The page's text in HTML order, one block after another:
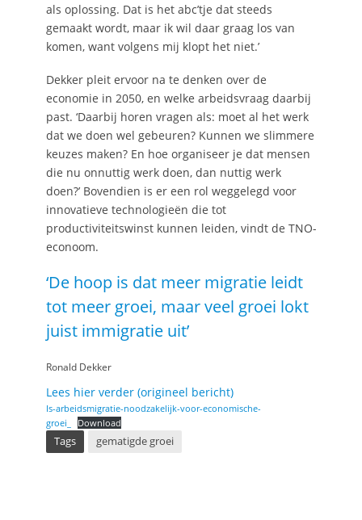
als oplossing. Dat is het abc’tje dat steeds
gemaakt wordt, maar ik wil daar graag los van
komen, want volgens mij klopt het niet.’
Dekker pleit ervoor na te denken over de
economie in 2050, en welke arbeidsvraag daarbij
past. ‘Daarbij horen vragen als: moet al het werk
dat we doen wel gebeuren? Kunnen we slimmere
keuzes maken? En hoe organiseer je dat mensen
die nu onnuttig werk doen, dan nuttig werk
doen?’ Bovendien is er een rol weggelegd voor
innovatieve technologieën die tot
productiviteitswinst kunnen leiden, vindt de TNO-
econoom.
‘De hoop is dat meer migratie leidt
tot meer groei, maar veel groei lokt
juist immigratie uit’
Ronald Dekker
Lees hier verder (origineel bericht)
Is-arbeidsmigratie-noodzakelijk-voor-economische-
groei_
Download
Tags gematigde groei